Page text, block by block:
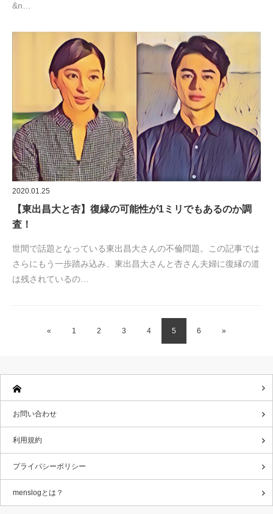
&n…
2020.01.25
【東出昌大と杏】復縁の可能性が1ミリでもあるのか調
査！
世間で話題となっている東出昌大さんの不倫問題。この記事では
さらにもう一歩踏み込み、東出昌大さんと杏さん夫婦に復縁の道
は残されているの…
« 1 2 3 4 5 6 »
お問い合わせ
利用規約
プライバシーポリシー
menslogとは？